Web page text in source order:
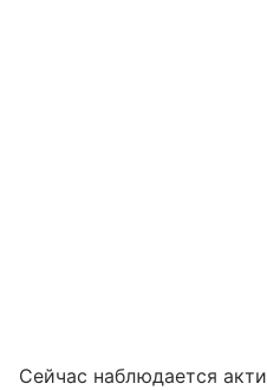
Сейчас наблюдается